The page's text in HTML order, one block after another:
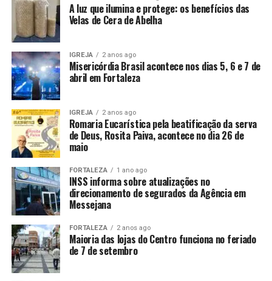
A luz que ilumina e protege: os benefícios das
Velas de Cera de Abelha
IGREJA 2 anos ago
Misericórdia Brasil acontece nos dias 5, 6 e 7 de
abril em Fortaleza
IGREJA 2 anos ago
Romaria Eucarística pela beatificação da serva
de Deus, Rosita Paiva, acontece no dia 26 de
maio
FORTALEZA 1 ano ago
INSS informa sobre atualizações no
direcionamento de segurados da Agência em
Messejana
FORTALEZA 2 anos ago
Maioria das lojas do Centro funciona no feriado
de 7 de setembro